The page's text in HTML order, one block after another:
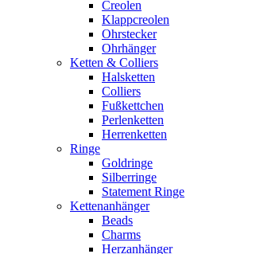
Creolen
Klappcreolen
Ohrstecker
Ohrhänger
Ketten & Colliers
Halsketten
Colliers
Fußkettchen
Perlenketten
Herrenketten
Ringe
Goldringe
Silberringe
Statement Ringe
Kettenanhänger
Beads
Charms
Herzanhänger